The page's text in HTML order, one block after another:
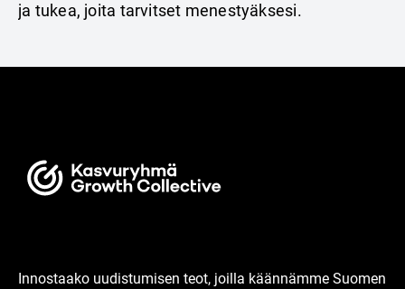
ja tukea, joita tarvitset menestyäksesi.
Innostaako uudistumisen teot, joilla käännämme Suomen